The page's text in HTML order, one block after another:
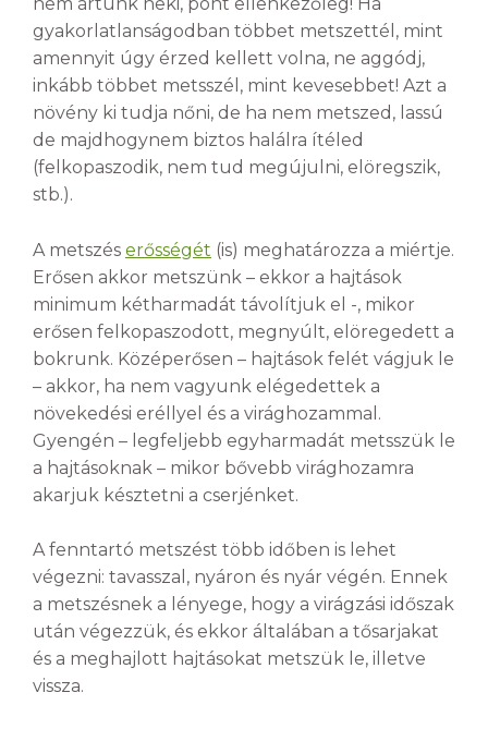
gyakorlatlanságodban többet metszettél, mint
amennyit úgy érzed kellett volna, ne aggódj,
inkább többet metsszél, mint kevesebbet! Azt a
növény ki tudja nőni, de ha nem metszed, lassú
de majdhogynem biztos halálra ítéled
(felkopaszodik, nem tud megújulni, elöregszik,
stb.).
A metszés erősségét (is) meghatározza a miértje.
Erősen akkor metszünk – ekkor a hajtások
minimum kétharmadát távolítjuk el -, mikor
erősen felkopaszodott, megnyúlt, elöregedett a
bokrunk. Középerősen – hajtások felét vágjuk le
– akkor, ha nem vagyunk elégedettek a
növekedési eréllyel és a virághozammal.
Gyengén – legfeljebb egyharmadát metsszük le
a hajtásoknak – mikor bővebb virághozamra
akarjuk késztetni a cserjénket.
A fenntartó metszést több időben is lehet
végezni: tavasszal, nyáron és nyár végén. Ennek
a metszésnek a lényege, hogy a virágzási időszak
után végezzük, és ekkor általában a tősarjakat
és a meghajlott hajtásokat metszük le, illetve
vissza.